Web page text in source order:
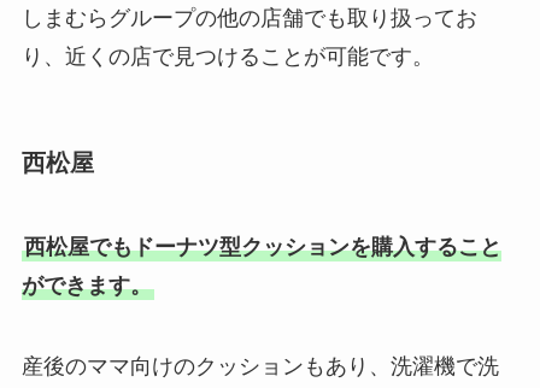
しまむらグループの他の店舗でも取り扱ってお
り、近くの店で見つけることが可能です。
西松屋
西松屋でもドーナツ型クッションを購入すること
ができます。
産後のママ向けのクッションもあり、洗濯機で洗